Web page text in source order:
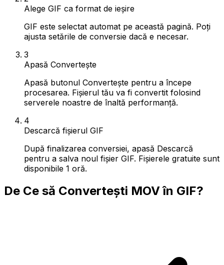
Alege GIF ca format de ieșire
GIF este selectat automat pe această pagină. Poți
ajusta setările de conversie dacă e necesar.
3
Apasă Convertește
Apasă butonul Convertește pentru a începe
procesarea. Fișierul tău va fi convertit folosind
serverele noastre de înaltă performanță.
4
Descarcă fișierul GIF
După finalizarea conversiei, apasă Descarcă
pentru a salva noul fișier GIF. Fișierele gratuite sunt
disponibile 1 oră.
De Ce să Convertești MOV în GIF?